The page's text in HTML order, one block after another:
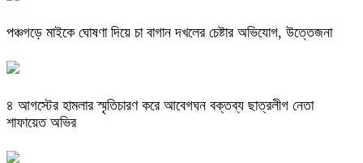
পঞ্চগড়ে মাইকে ঘোষণা দিয়ে চা বাগান দখলের চেষ্টার অভিযোগ, উত্তেজনা
৪ আগস্টের হামলার স্মৃতিচারণ করে আবেগঘন বক্তব্য ছাত্রলীগ নেতা
শাফায়েত অভির